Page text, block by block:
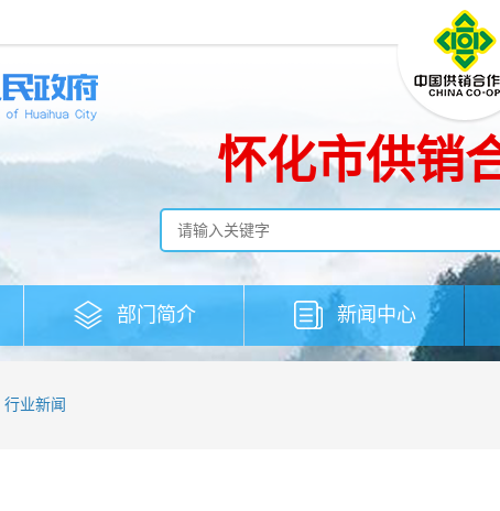
怀化市供销
部门简介 新闻中心
行业新闻